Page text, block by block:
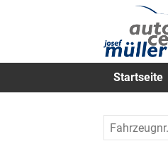
Startseite
Fahrzeugnr.